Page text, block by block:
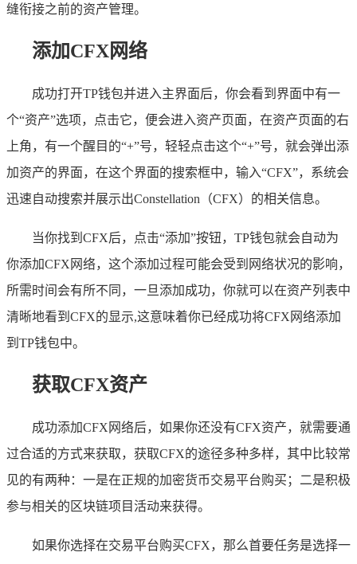
缝衔接之前的资产管理。
添加CFX网络
成功打开TP钱包并进入主界面后，你会看到界面中有一
个“资产”选项，点击它，便会进入资产页面，在资产页面的右
上角，有一个醒目的“+”号，轻轻点击这个“+”号，就会弹出添
加资产的界面，在这个界面的搜索框中，输入“CFX”，系统会
迅速自动搜索并展示出Constellation（CFX）的相关信息。
当你找到CFX后，点击“添加”按钮，TP钱包就会自动为
你添加CFX网络，这个添加过程可能会受到网络状况的影响，
所需时间会有所不同，一旦添加成功，你就可以在资产列表中
清晰地看到CFX的显示,这意味着你已经成功将CFX网络添加
到TP钱包中。
获取CFX资产
成功添加CFX网络后，如果你还没有CFX资产，就需要通
过合适的方式来获取，获取CFX的途径多种多样，其中比较常
见的有两种：一是在正规的加密货币交易平台购买；二是积极
参与相关的区块链项目活动来获得。
如果你选择在交易平台购买CFX，那么首要任务是选择一